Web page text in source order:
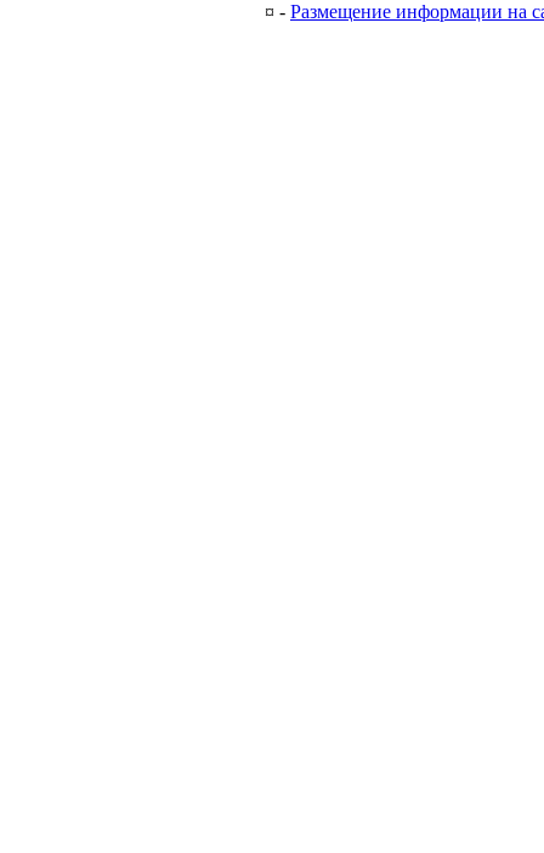
¤ - Размещение информации на